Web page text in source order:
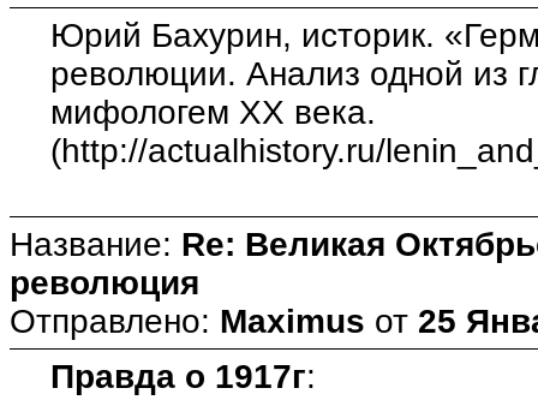
Юрий Бахурин, историк.
революции. Анализ одной из
мифологем ХХ века.
(http://actualhistory.ru/
Название: Re: Великая
революция
Отправлено: Maximus от 25
Правда о 1917г: